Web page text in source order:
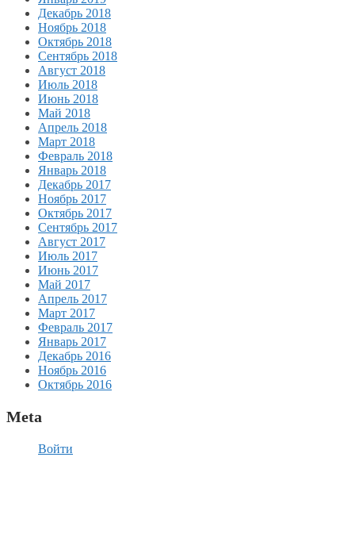
Декабрь 2018
Ноябрь 2018
Октябрь 2018
Сентябрь 2018
Август 2018
Июль 2018
Июнь 2018
Май 2018
Апрель 2018
Март 2018
Февраль 2018
Январь 2018
Декабрь 2017
Ноябрь 2017
Октябрь 2017
Сентябрь 2017
Август 2017
Июль 2017
Июнь 2017
Май 2017
Апрель 2017
Март 2017
Февраль 2017
Январь 2017
Декабрь 2016
Ноябрь 2016
Октябрь 2016
Meta
Войти